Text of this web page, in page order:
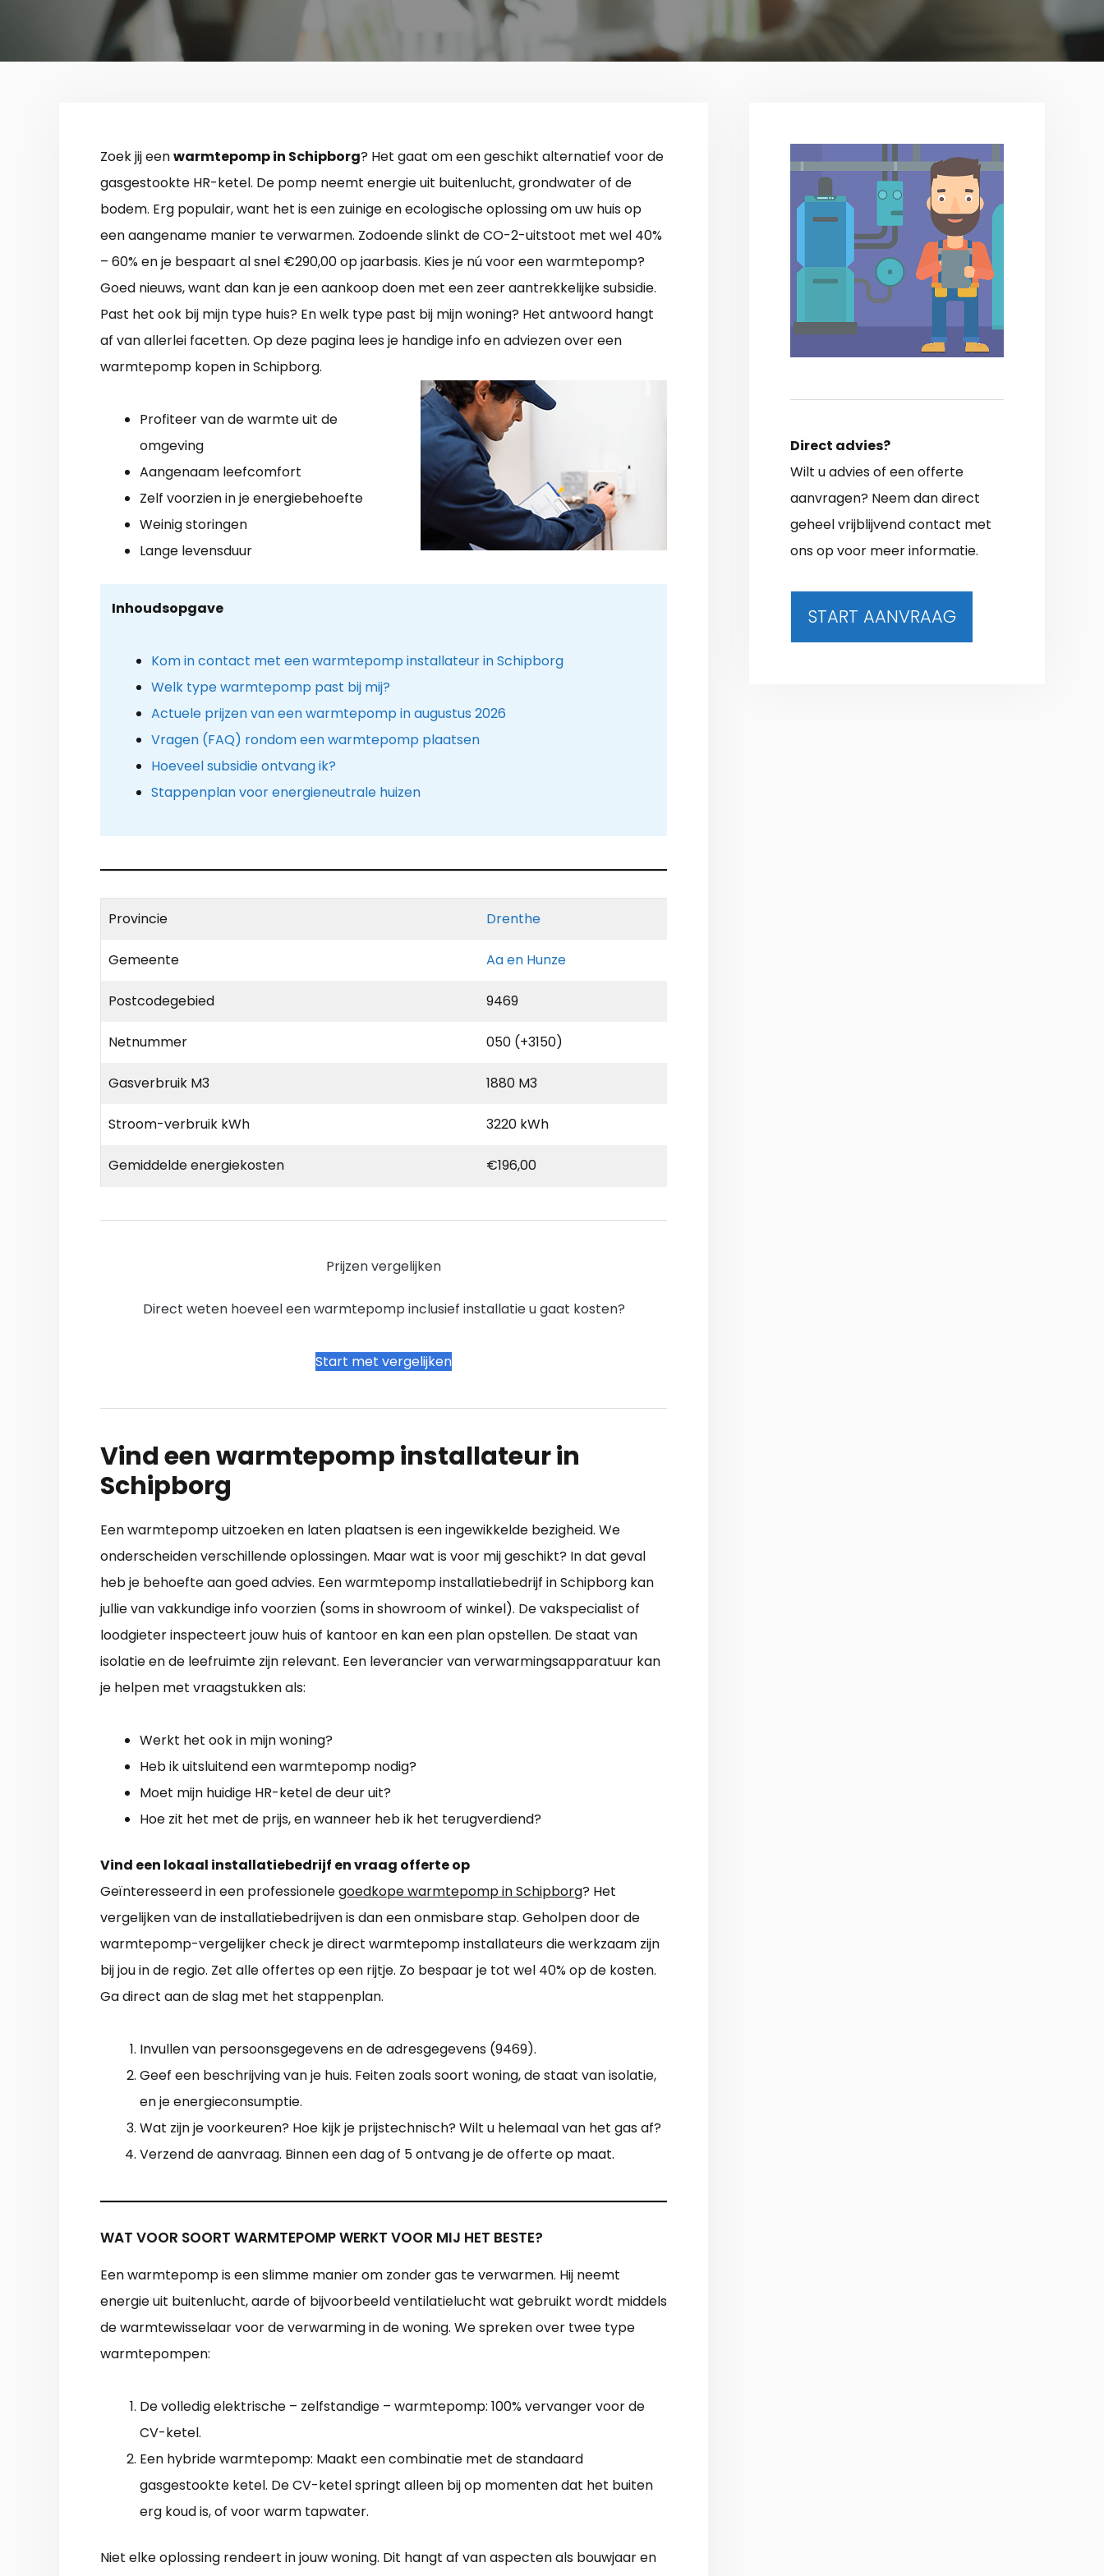
Zoek jij eenwarmtepomp in Schipborg? Het gaat om een geschikt alternatief voor de
gasgestookte HR-ketel. De pomp neemt energie uit buitenlucht, grondwater of de
bodem. Erg populair, want het is een zuinige en ecologische oplossing om uw huis op
een aangename manier te verwarmen. Zodoende slinkt de CO-2-uitstoot met wel 40%
– 60% en je bespaart al snel €290,00 op jaarbasis. Kies je nú voor een warmtepomp?
Goed nieuws, want dan kan je een aankoop doen met een zeer aantrekkelijke subsidie.
Past het ook bij mijn type huis? En welk type past bij mijn woning? Het antwoord hangt
af van allerlei facetten. Op deze pagina lees je handige info en adviezen over een
warmtepomp kopen in Schipborg.
Profiteer van de warmte uit de
omgeving
Aangenaam leefcomfort
Zelf voorzien in je energiebehoefte
Weinig storingen
Lange levensduur
Inhoudsopgave
Kom in contact met een warmtepomp installateur in Schipborg
Welk type warmtepomp past bij mij?
Actuele prijzen van een warmtepomp in augustus 2026
Vragen (FAQ) rondom een warmtepomp plaatsen
Hoeveel subsidie ontvang ik?
Stappenplan voor energieneutrale huizen
Provincie Drenthe
Gemeente Aa en Hunze
Postcodegebied 9469
Netnummer 050 (+3150)
Gasverbruik M3 1880 M3
Stroom-verbruik kWh 3220 kWh
Gemiddelde energiekosten €196,00
Prijzen vergelijken
Direct weten hoeveel een warmtepomp inclusief installatie u gaat kosten?
Start met vergelijken
Vind een warmtepomp installateur in
Schipborg
Een warmtepomp uitzoeken en laten plaatsen is een ingewikkelde bezigheid. We
onderscheiden verschillende oplossingen. Maar wat is voor mij geschikt? In dat geval
heb je behoefte aan goed advies. Een warmtepomp installatiebedrijf in Schipborg kan
jullie van vakkundige info voorzien (soms in showroom of winkel). De vakspecialist of
loodgieter inspecteert jouw huis of kantoor en kan een plan opstellen. De staat van
isolatie en de leefruimte zijn relevant. Een leverancier van verwarmingsapparatuur kan
je helpen met vraagstukken als:
Werkt het ook in mijn woning?
Heb ik uitsluitend een warmtepomp nodig?
Moet mijn huidige HR-ketel de deur uit?
Hoe zit het met de prijs, en wanneer heb ik het terugverdiend?
Vind een lokaal installatiebedrijf en vraag offerte op
Geïnteresseerd in een professionelegoedkope warmtepomp in Schipborg? Het
vergelijken van de installatiebedrijven is dan een onmisbare stap. Geholpen door de
warmtepomp-vergelijker check je direct warmtepomp installateurs die werkzaam zijn
bij jou in de regio. Zet alle offertes op een rijtje. Zo bespaar je tot wel 40% op de kosten.
Ga direct aan de slag met het stappenplan.
Invullen van persoonsgegevens en de adresgegevens (9469).
Geef een beschrijving van je huis. Feiten zoals soort woning, de staat van isolatie,
en je energieconsumptie.
Wat zijn je voorkeuren? Hoe kijk je prijstechnisch? Wilt u helemaal van het gas af?
Verzend de aanvraag. Binnen een dag of 5 ontvang je de offerte op maat.
WAT VOOR SOORT WARMTEPOMP WERKT VOOR MIJ HET BESTE?
Een warmtepomp is een slimme manier om zonder gas te verwarmen. Hij neemt
energie uit buitenlucht, aarde of bijvoorbeeld ventilatielucht wat gebruikt wordt middels
de warmtewisselaar voor de verwarming in de woning. We spreken over twee type
warmtepompen:
De volledig elektrische – zelfstandige – warmtepomp: 100% vervanger voor de
CV-ketel.
Een hybride warmtepomp: Maakt een combinatie met de standaard
gasgestookte ketel. De CV-ketel springt alleen bij op momenten dat het buiten
erg koud is, of voor warm tapwater.
Niet elke oplossing rendeert in jouw woning. Dit hangt af van aspecten als bouwjaar en
Direct advies?
Wilt u advies of een offerte
aanvragen? Neem dan direct
geheel vrijblijvend contact met
ons op voor meer informatie.
START AANVRAAG